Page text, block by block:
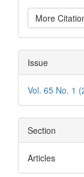
More
Issue
Vol. 65 No. 1
Section
Articles